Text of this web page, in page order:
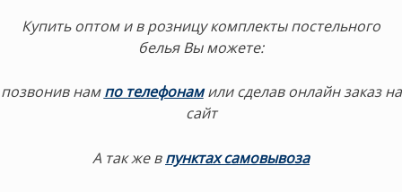
Купить оптом и в розницу комплекты постельного
белья Вы можете:
позвонив нампо телефонам или сделав онлайн заказ на
сайт
А так же в пунктах самовывоза